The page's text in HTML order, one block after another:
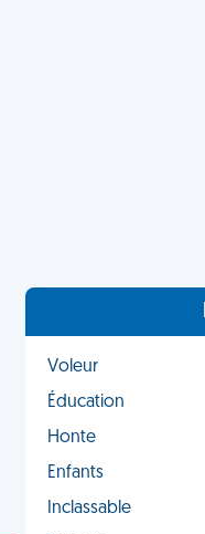
Voleur
Éducation
Honte
Enfants
Inclassable